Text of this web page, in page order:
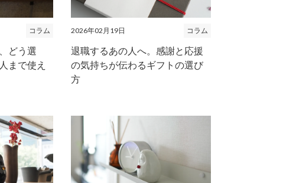
コラム
どう選
まで使え
2026年02月19日 コラム
退職するあの人へ。感謝と応援
の気持ちが伝わるギフトの選び
方